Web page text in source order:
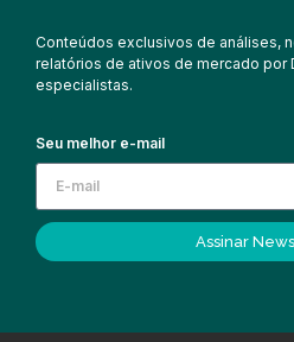
Conteúdos exclusivos de análises,
relatórios de ativos de mercado por
especialistas.
Seu melhor e-mail
Assinar